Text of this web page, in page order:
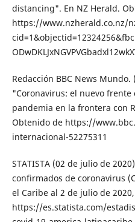
distancing". En NZ Herald.
https://www.nzherald.co.nz/
Redacción BBC News
"Coronavirus: el nuevo
pandemia en la frontera con
Obtenido de https://
internacional-52275311
STATISTA (02 de julio de
confirmados de coronavirus
el Caribe al 2 de ju­lio de
https://es.statista.com/